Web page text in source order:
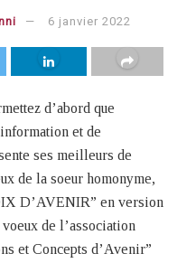
6 janvier 2022
d’abord que
et de
ses meilleurs de
de la soeur homonyme,
D’AVENIR” en version
de l’association
et Concepts d’Avenir”